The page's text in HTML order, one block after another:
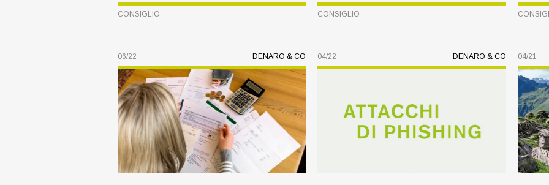
una materia complessa che può dividere le
CONSIGLIO
gestione del denaro. In questo articolo vi
CONSIGLIO
coach
cui
DENARO & CO
06/22 DENARO & CO
04/22 04/21